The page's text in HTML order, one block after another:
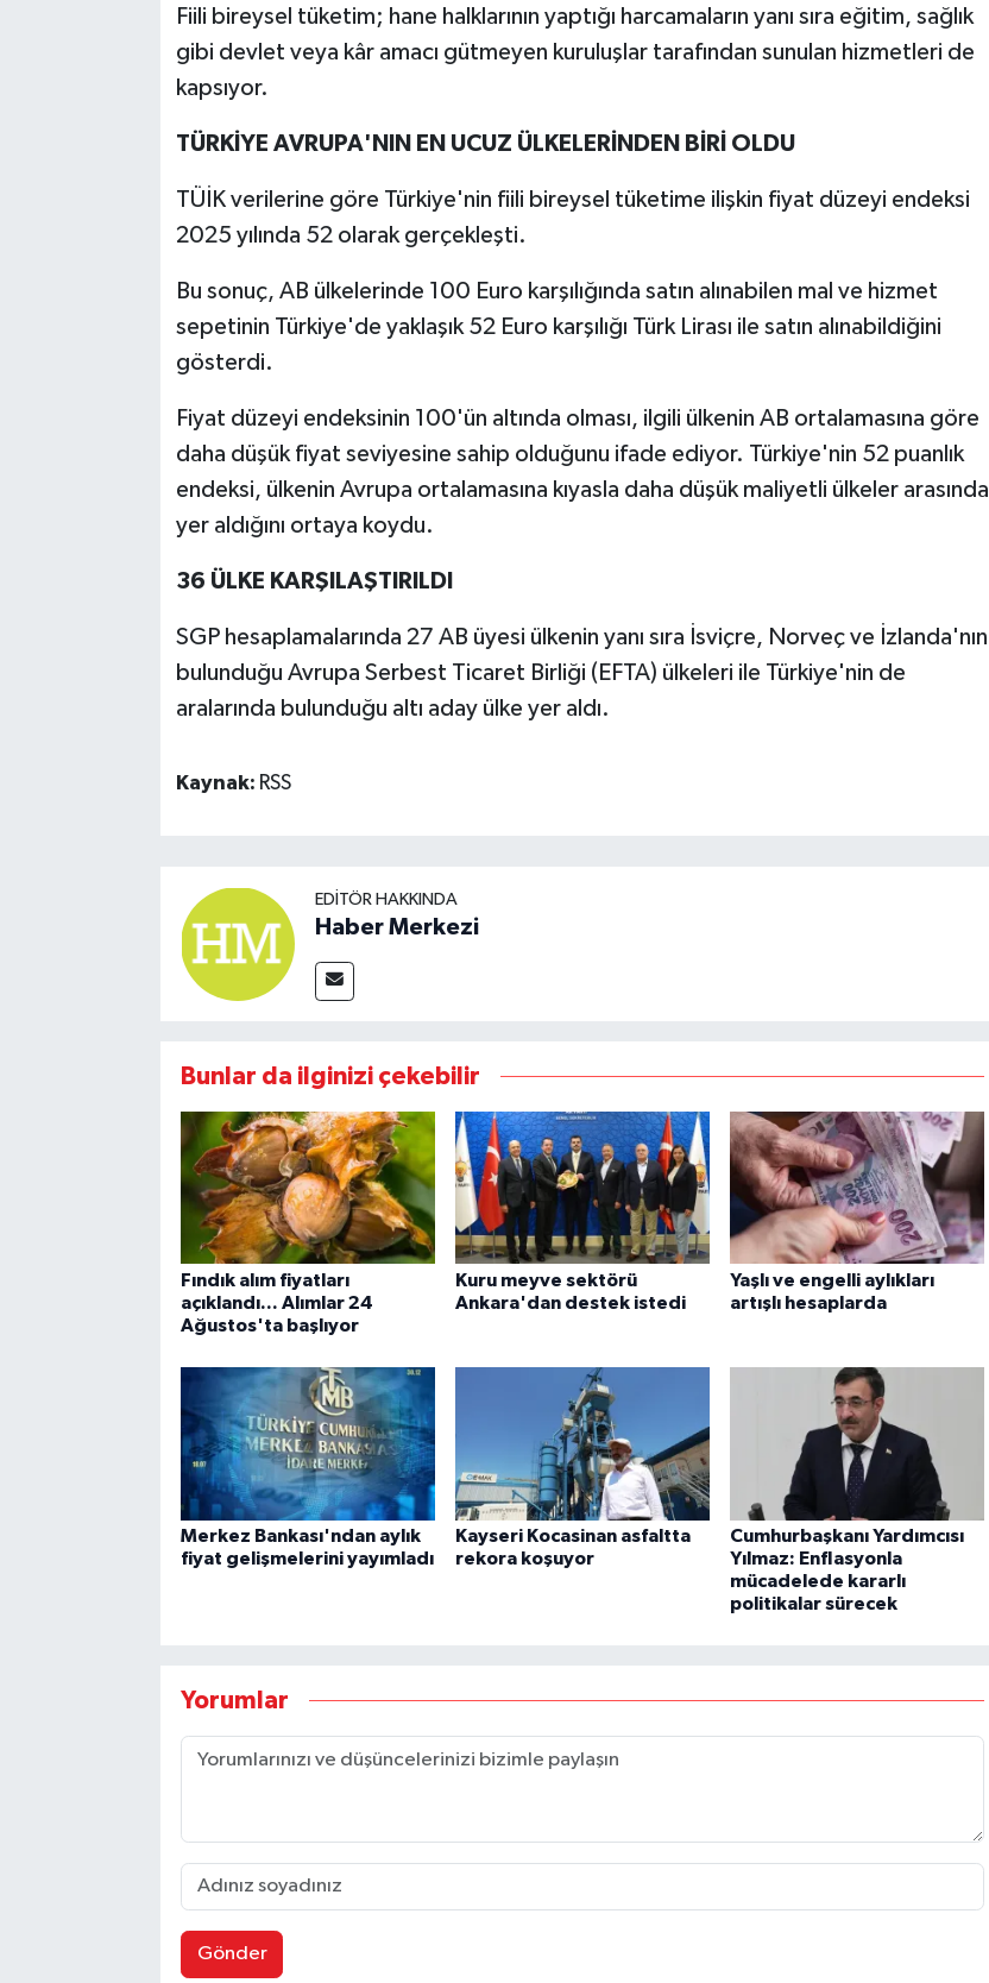
Fiili bireysel tüketim; hane halklarının yaptığı harcamaların yanı sıra eğitim, sağlık
gibi devlet veya kâr amacı gütmeyen kuruluşlar tarafından sunulan hizmetleri de
kapsıyor.
TÜRKİYE AVRUPA'NIN EN UCUZ ÜLKELERİNDEN BİRİ OLDU
TÜİK verilerine göre Türkiye'nin fiili bireysel tüketime ilişkin fiyat düzeyi endeksi
2025 yılında 52 olarak gerçekleşti.
Bu sonuç, AB ülkelerinde 100 Euro karşılığında satın alınabilen mal ve hizmet
sepetinin Türkiye'de yaklaşık 52 Euro karşılığı Türk Lirası ile satın alınabildiğini
gösterdi.
Fiyat düzeyi endeksinin 100'ün altında olması, ilgili ülkenin AB ortalamasına göre
daha düşük fiyat seviyesine sahip olduğunu ifade ediyor. Türkiye'nin 52 puanlık
endeksi, ülkenin Avrupa ortalamasına kıyasla daha düşük maliyetli ülkeler arasında
yer aldığını ortaya koydu.
36 ÜLKE KARŞILAŞTIRILDI
SGP hesaplamalarında 27 AB üyesi ülkenin yanı sıra İsviçre, Norveç ve İzlanda'nın
bulunduğu Avrupa Serbest Ticaret Birliği (EFTA) ülkeleri ile Türkiye'nin de
aralarında bulunduğu altı aday ülke yer aldı.
Kaynak: RSS
EDITÖR HAKKINDA
Haber Merkezi
Bunlar da ilginizi çekebilir
Fındık alım fiyatları
açıklandı... Alımlar 24
Ağustos'ta başlıyor
Kuru meyve sektörü
Ankara'dan destek istedi
Yaşlı ve engelli aylıkları
artışlı hesaplarda
Merkez Bankası'ndan aylık
fiyat gelişmelerini yayımladı
Kayseri Kocasinan asfaltta
rekora koşuyor
Cumhurbaşkanı Yardımcısı
Yılmaz: Enflasyonla
mücadelede kararlı
politikalar sürecek
Yorumlar
Gönder